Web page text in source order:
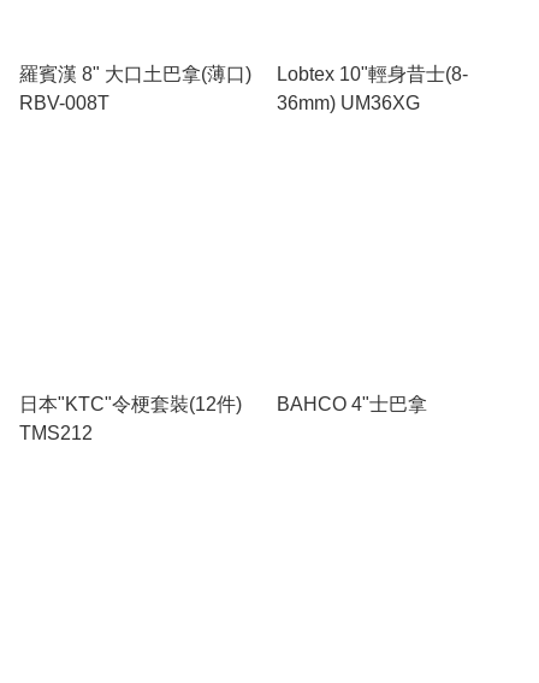
羅賓漢 8" 大口土巴拿(薄口)
RBV-008T
Lobtex 10"輕身昔士(8-
36mm) UM36XG
日本"KTC"令梗套裝(12件)
TMS212
BAHCO 4"士巴拿